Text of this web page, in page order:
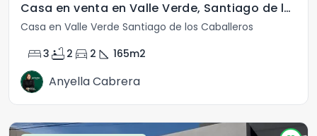
Casa en venta en Valle Verde, Santiago de los Caballeros
Casa en Valle Verde Santiago de los Caballeros
bed3 bathtub 2 directions_car 2 square_foot 165m2
Anyella Cabrera